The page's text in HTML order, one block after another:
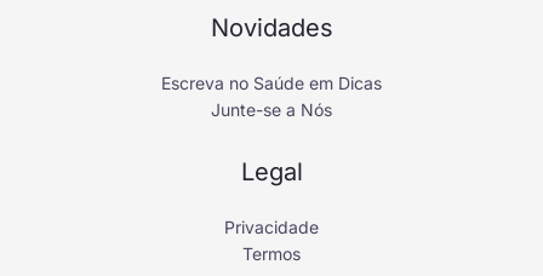
Novidades
Escreva no Saúde em Dicas
Junte-se a Nós
Legal
Privacidade
Termos